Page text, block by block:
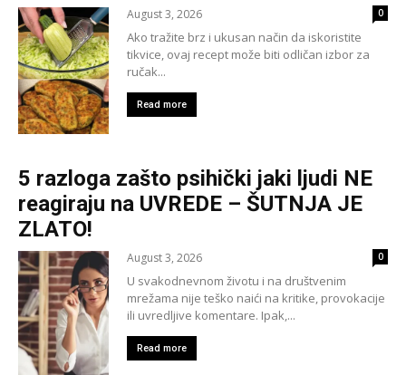
August 3, 2026 0
Ako tražite brz i ukusan način da iskoristite
tikvice, ovaj recept može biti odličan izbor za
ručak...
Read more
5 razloga zašto psihički jaki ljudi NE
reagiraju na UVREDE – ŠUTNJA JE
ZLATO!
August 3, 2026 0
U svakodnevnom životu i na društvenim
mrežama nije teško naići na kritike, provokacije
ili uvredljive komentare. Ipak,...
Read more